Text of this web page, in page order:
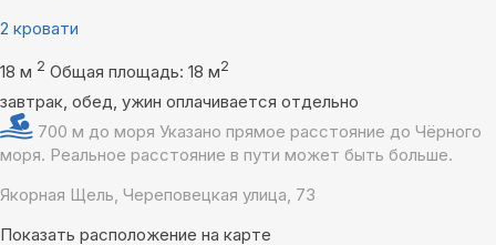
2 кровати
18 м 2 Общая площадь: 18 м2
завтрак, обед, ужин оплачивается отдельно
700 м до моря Указано прямое расстояние до Чёрного
моря. Реальное расстояние в пути может быть больше.
Якорная Щель, Череповецкая улица, 73
Показать расположение на карте